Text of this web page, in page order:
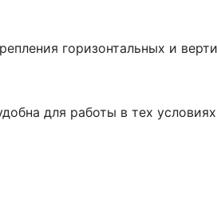
горизонтальных и
для работы в тех